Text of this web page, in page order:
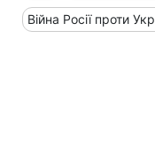
Війна Росії проти